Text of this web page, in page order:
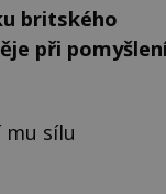
britského
při
sílu